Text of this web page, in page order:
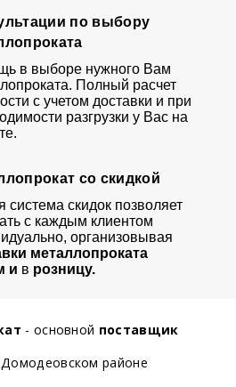
по выбору
в выборе нужного Вам
Полный расчет
с учетом доставки и при
разгрузки у Вас на
со скидкой
система скидок позволяет
с каждым клиентом
организовывая
металлопроката
и в розницу.
- основной поставщик
районе